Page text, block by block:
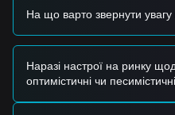
•Токеноміка та тиск
чутливі до динаміки
потенційного тиску
Token Generation Event
•Ротація секторів:
На що варто звернути
Наразі настрої на ринку
оптимістичні чи